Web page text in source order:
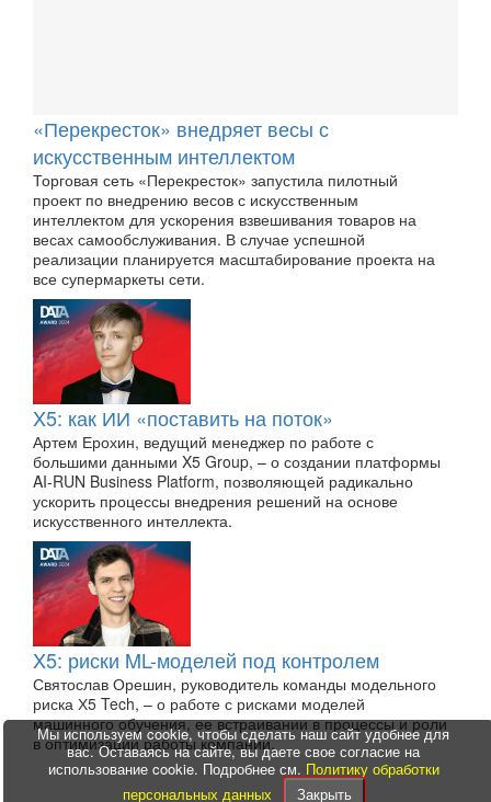
«Перекресток» внедряет весы с
искусственным интеллектом
Торговая сеть «Перекресток» запустила пилотный
проект по внедрению весов с искусственным
интеллектом для ускорения взвешивания товаров на
весах самообслуживания. В случае успешной
реализации планируется масштабирование проекта на
все супермаркеты сети.
X5: как ИИ «поставить на поток»
Артем Ерохин, ведущий менеджер по работе с
большими данными X5 Group, – о создании платформы
AI-RUN Business Platform, позволяющей радикально
ускорить процессы внедрения решений на основе
искусственного интеллекта.
X5: риски ML-моделей под контролем
Святослав Орешин, руководитель команды модельного
риска Х5 Tech, – о работе с рисками моделей
машинного обучения, ее встраивании в процессы и роли
в оптимизации работы компании.
Мы используем cookie, чтобы сделать наш сайт удобнее для
вас. Оставаясь на сайте, вы даете свое согласие на
использование cookie. Подробнее см. Политику обработки
персональных данных
Закрыть